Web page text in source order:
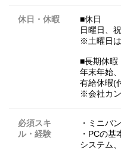
休日・休暇
■休日
日曜日、
※土曜日
■長期休暇
年末年始
有給休暇(
※会社カ
必須スキ
ル・経験
・ミニバ
・PCの
システム